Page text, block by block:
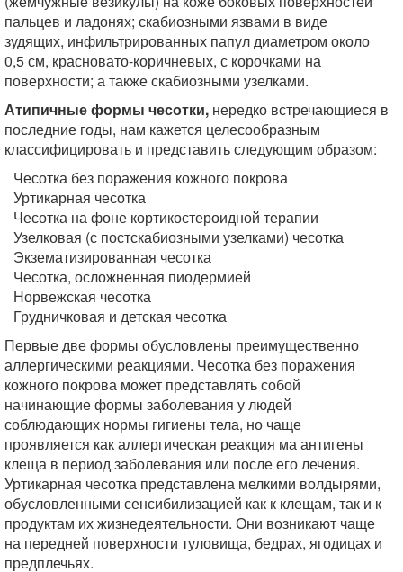
пальцев и ладонях; скабиозными язвами в виде
зудящих, инфильтрированных папул диаметром около
0,5 см, красновато-коричневых, с корочками на
поверхности; а также скабиозными узелками.
Атипичные формы чесотки, нередко встречающиеся в
последние годы, нам кажется целесообразным
классифицировать и представить следующим образом:
Чесотка без поражения кожного покрова
Уртикарная чесотка
Чесотка на фоне кортикостероидной терапии
Узелковая (с постскабиозными узелками) чесотка
Экзематизированная чесотка
Чесотка, осложненная пиодермией
Норвежская чесотка
Грудничковая и детская чесотка
Первые две формы обусловлены преимущественно
аллергическими реакциями. Чесотка без поражения
кожного покрова может представлять собой
начинающие формы заболевания у людей
соблюдающих нормы гигиены тела, но чаще
проявляется как аллергическая реакция ма антигены
клеща в период заболевания или после его лечения.
Уртикарная чесотка представлена мелкими волдырями,
обусловленными сенсибилизацией как к клещам, так и к
продуктам их жизнедеятельности. Они возникают чаще
на передней поверхности туловища, бедрах, ягодицах и
предплечьях.